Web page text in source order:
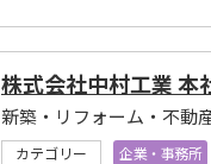
株式会社中村工業 本
カテゴリー 企業・事務所